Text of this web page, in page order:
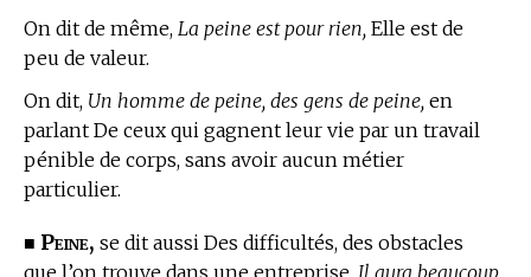
On dit de même, La peine est pour rien, Elle est de
peu de valeur.
On dit, Un homme de peine, des gens de peine, en
parlant De ceux qui gagnent leur vie par un travail
pénible de corps, sans avoir aucun métier
particulier.
■ Peine, se dit aussi Des difficultés, des obstacles
que l’on trouve dans une entreprise. Il aura beaucoup